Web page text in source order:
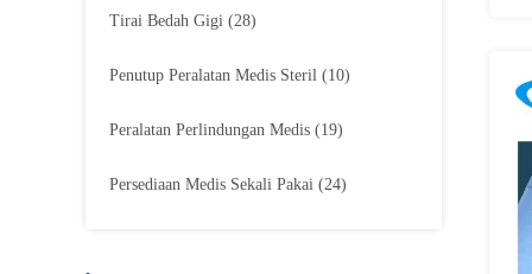
Tirai Bedah Gigi (28)
Penutup Peralatan Medis Steril (10)
Peralatan Perlindungan Medis (19)
Persediaan Medis Sekali Pakai (24)